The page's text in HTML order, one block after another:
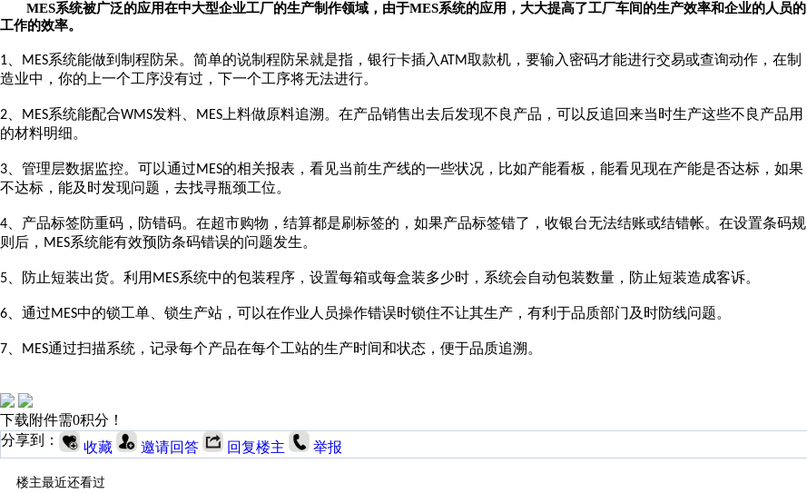
MES系统被广泛的应用在中大型企业工厂的生产制作领域，由于MES系统的应用，大大提高了工厂车间的生产效率和企业的人员的
工作的效率。
1 MES系统能做到制程防呆。简单的说制程防呆就是指，银行卡插入ATM取款机，要输入密码才能进行交易或查询动作，在制
造业中，你的上一个工序没有过，下一个工序将无法进行。
2 MES系统能配合WMS发料、 MES 上料做原料追溯。在产品销售出去后发现不良产品，可以反追回来当时生产这些不良产品用
的材料明细。
3 管理层数据监控。可以通过MES的相关报表，看见当前生产线的一些状况，比如产能看板，能看见现在产能是否达标，如果
不达标，能及时发现问题，去找寻瓶颈工位。
4
产品标签防重码，防错码。在超市购物，结算都是刷标签的，如果产品标签错了，收银台无法结账或结错帐。在设置条码规
则后， MES系统能有效预防条码错误的问题发生。
5 防止短装出货。利用 MES系统中的包装程序，设置每箱或每盒装多少时，系统会自动包装数量，防止短装造成客诉。
6 通过MES中的锁工单、锁生产站，可以在作业人员操作错误时锁住不让其生产，有利于品质部门及时防线问题。
7 MES通过扫描系统，记录每个产品在每个工站的生产时间和状态，便于品质追溯。
下载附件需0积分！
分享到：
收藏 邀请回答 回复楼主 举报
楼主最近还看过